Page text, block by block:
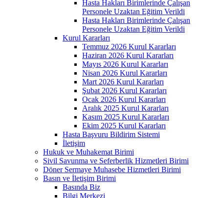
Hasta Hakları Birimlerinde Çalışan
Personele Uzaktan Eğitim Verildi
Hasta Hakları Birimlerinde Çalışan
Personele Uzaktan Eğitim Verildi
Kurul Kararları
Temmuz 2026 Kurul Kararları
Haziran 2026 Kurul Kararları
Mayıs 2026 Kurul Kararları
Nisan 2026 Kurul Kararları
Mart 2026 Kurul Kararları
Şubat 2026 Kurul Kararları
Ocak 2026 Kurul Kararları
Aralık 2025 Kurul Kararları
Kasım 2025 Kurul Kararları
Ekim 2025 Kurul Kararları
Hasta Başvuru Bildirim Sistemi
İletişim
Hukuk ve Muhakemat Birimi
Sivil Savunma ve Seferberlik Hizmetleri Birimi
Döner Sermaye Muhasebe Hizmetleri Birimi
Basın ve İletişim Birimi
Basında Biz
Bilgi Merkezi